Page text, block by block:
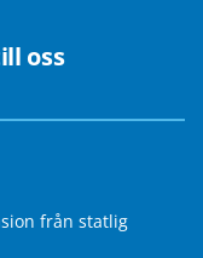
oss
från statlig